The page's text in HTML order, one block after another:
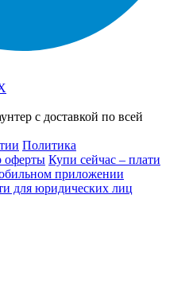
с доставкой по всей
Политика
оферты Купи сейчас – плати
приложении
для юридических лиц